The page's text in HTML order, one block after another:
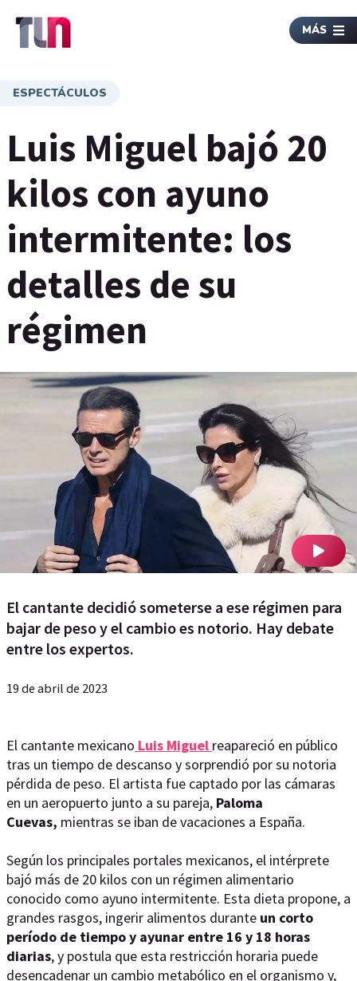
MÁS
ESPECTÁCULOS
Luis Miguel bajó 20
kilos con ayuno
intermitente: los
detalles de su
régimen
El cantante decidió someterse a ese régimen para
bajar de peso y el cambio es notorio. Hay debate
entre los expertos.
19 de abril de 2023
El cantante mexicano Luis Miguel reapareció en público
tras un tiempo de descanso y sorprendió por su notoria
pérdida de peso. El artista fue captado por las cámaras
en un aeropuerto junto a su pareja, Paloma
Cuevas, mientras se iban de vacaciones a España.
Según los principales portales mexicanos, el intérprete
bajó más de 20 kilos con un régimen alimentario
conocido como ayuno intermitente. Esta dieta propone, a
grandes rasgos, ingerir alimentos durante un corto
período de tiempo y ayunar entre 16 y 18 horas
diarias, y postula que esta restricción horaria puede
desencadenar un cambio metabólico en el organismo y,